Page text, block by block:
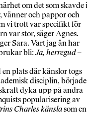
om det som skavde i
och pappor och
vi trott var specifikt för
var stor, säger Agnes.
Sara. Vart jag än har
bli: Ja, herregud –
plats där känslor togs
disciplin, började
dyka upp på andra
popularisering av
Charles känslasom en